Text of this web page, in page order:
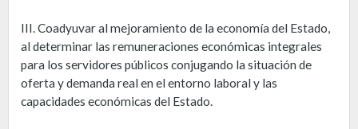
III. Coadyuvar al mejoramiento de la economía del Estado,
al determinar las remuneraciones económicas integrales
para los servidores públicos conjugando la situación de
oferta y demanda real en el entorno laboral y las
capacidades económicas del Estado.